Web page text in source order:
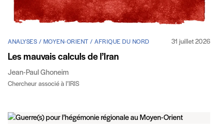
ANALYSES / MOYEN-ORIENT / AFRIQUE DU NORD 31 juillet 2026
Les mauvais calculs de l’Iran
Jean-Paul Ghoneim
Chercheur associé à l’IRIS